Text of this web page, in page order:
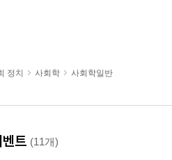
정치 사회학 사회학일반
트 (11개)